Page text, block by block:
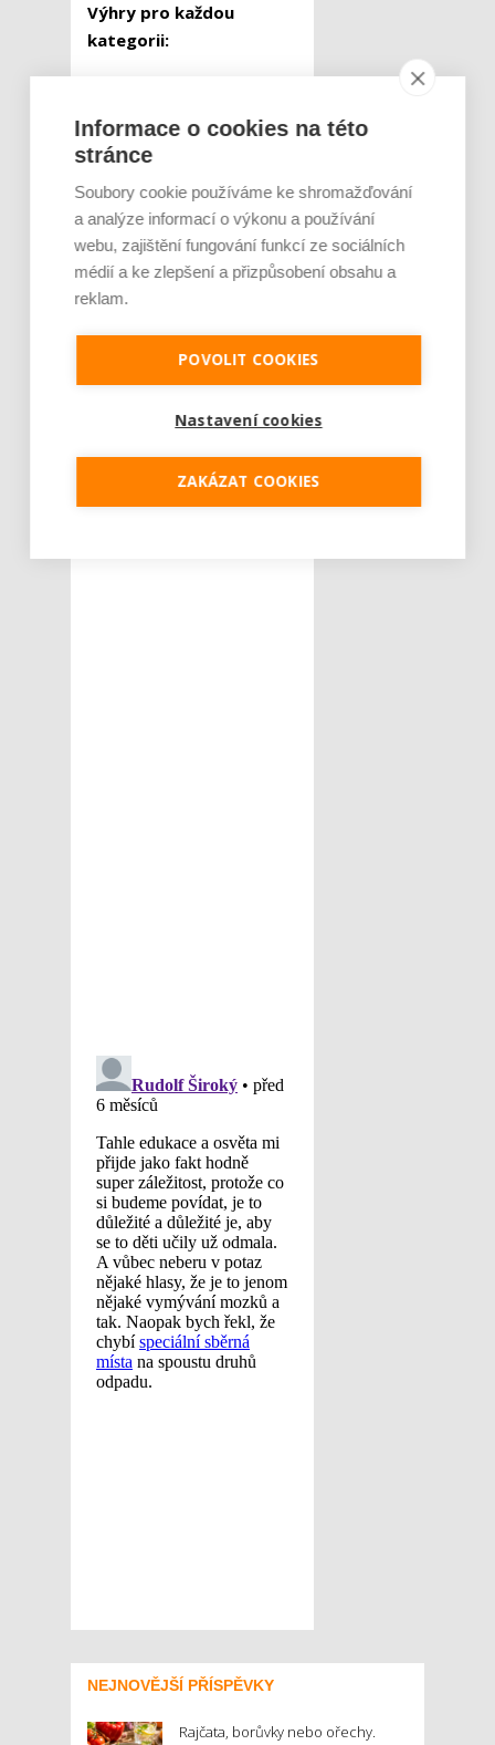
Výhry pro každou
kategorii:
exkurze v Praktik
systém, elektronika od
Vodafone Czech
Republic
místo: 2x tablet od
Vodafone Czech
Republic
Republic
Tweet
NEJNOVĚJŠÍ PŘÍSPĚVKY
Rajčata, borůvky nebo ořechy.
Informace o cookies na této
stránce
Soubory cookie používáme ke shromažďování
a analýze informací o výkonu a používání
webu, zajištění fungování funkcí ze sociálních
médií a ke zlepšení a přizpůsobení obsahu a
reklam.
POVOLIT COOKIES
Nastavení cookies
ZAKÁZAT COOKIES